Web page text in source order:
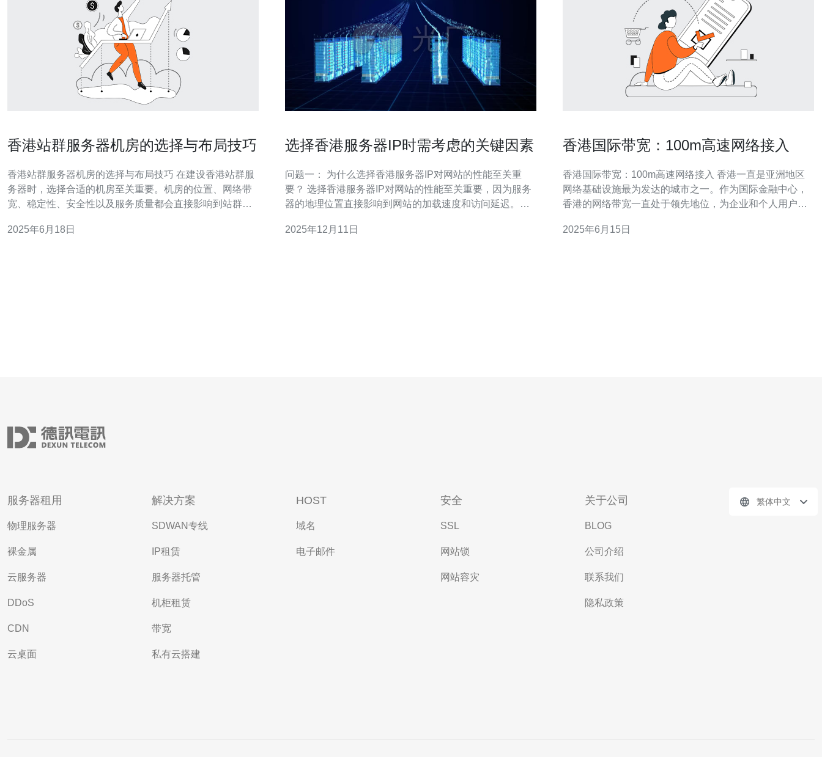
香港站群服务器机房的选择与布局技巧
香港站群服务器机房的选择与布局技巧 在建设香港站群服
务器时，选择合适的机房至关重要。机房的位置、网络带
宽、稳定性、安全性以及服务质量都会直接影响到站群的
化大都市，机房众多，但要选择适合站群服务器的机房并
2025年6月18日
选择香港服务器IP时需考虑的关键因素
问题一： 为什么选择香港服务器IP对网站的性能至关重
要？ 选择香港服务器IP对网站的性能至关重要，因为服务
器的地理位置直接影响到网站的加载速度和访问延迟。香
还能为面向中国大陆及其他亚洲国家的用户提供更快的响
2025年12月11日
香港国际带宽：100m高速网络接入
香港国际带宽：100m高速网络接入 香港一直是亚洲地区
网络基础设施最为发达的城市之一。作为国际金融中心，
香港的网络带宽一直处于领先地位，为企业和个人用户提
经成为人们日常生活和工作中不可或缺的一部分。 在香
2025年6月15日
服务器租用
物理服务器
裸金属
云服务器
DDoS
CDN
云桌面
解决方案
SDWAN专线
IP租赁
服务器托管
机柜租赁
带宽
私有云搭建
HOST
域名
电子邮件
安全
SSL
网站锁
网站容灾
关于公司
BLOG
公司介绍
联系我们
隐私政策
繁体中文